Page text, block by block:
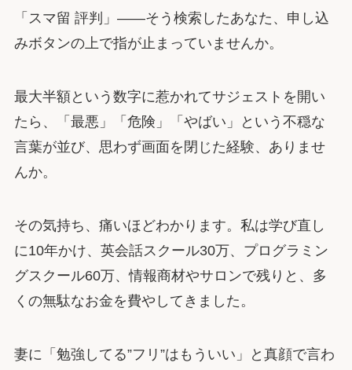
「スマ留 評判」――そう検索したあなた、申し込
みボタンの上で指が止まっていませんか。
最大半額という数字に惹かれてサジェストを開い
たら、「最悪」「危険」「やばい」という不穏な
言葉が並び、思わず画面を閉じた経験、ありませ
んか。
その気持ち、痛いほどわかります。私は学び直し
に10年かけ、英会話スクール30万、プログラミン
グスクール60万、情報商材やサロンで残りと、多
くの無駄なお金を費やしてきました。
妻に「勉強してる”フリ”はもういい」と真顔で言わ